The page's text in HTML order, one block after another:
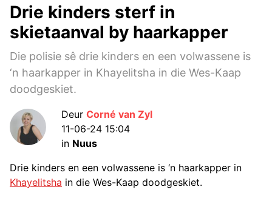
Drie kinders sterf in
skietaanval by haarkapper
Die polisie sê drie kinders en een volwassene is
‘n haarkapper in Khayelitsha in die Wes-Kaap
doodgeskiet.
Deur Corné van Zyl
11-06-24 15:04
in Nuus
Drie kinders en een volwassene is ‘n haarkapper in
Khayelitsha in die Wes-Kaap doodgeskiet.